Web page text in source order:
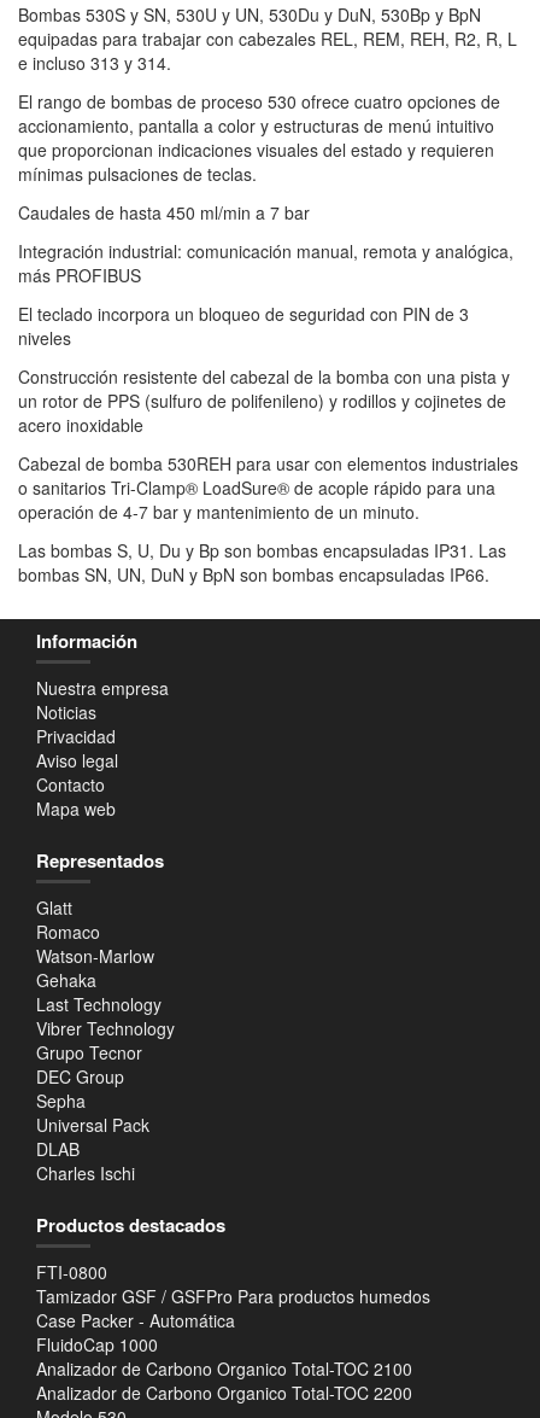
Bombas 530S y SN, 530U y UN, 530Du y DuN, 530Bp y BpN
equipadas para trabajar con cabezales REL, REM, REH, R2, R, L
e incluso 313 y 314.
El rango de bombas de proceso 530 ofrece cuatro opciones de
accionamiento, pantalla a color y estructuras de menú intuitivo
que proporcionan indicaciones visuales del estado y requieren
mínimas pulsaciones de teclas.
Caudales de hasta 450 ml/min a 7 bar
Integración industrial: comunicación manual, remota y analógica,
más PROFIBUS
El teclado incorpora un bloqueo de seguridad con PIN de 3
niveles
Construcción resistente del cabezal de la bomba con una pista y
un rotor de PPS (sulfuro de polifenileno) y rodillos y cojinetes de
acero inoxidable
Cabezal de bomba 530REH para usar con elementos industriales
o sanitarios Tri-Clamp® LoadSure® de acople rápido para una
operación de 4-7 bar y mantenimiento de un minuto.
Las bombas S, U, Du y Bp son bombas encapsuladas IP31. Las
bombas SN, UN, DuN y BpN son bombas encapsuladas IP66.
Información
Nuestra empresa
Noticias
Privacidad
Aviso legal
Contacto
Mapa web
Representados
Glatt
Romaco
Watson-Marlow
Gehaka
Last Technology
Vibrer Technology
Grupo Tecnor
DEC Group
Sepha
Universal Pack
DLAB
Charles Ischi
Productos destacados
FTI-0800
Tamizador GSF / GSFPro Para productos humedos
Case Packer - Automática
FluidoCap 1000
Analizador de Carbono Organico Total-TOC 2100
Analizador de Carbono Organico Total-TOC 2200